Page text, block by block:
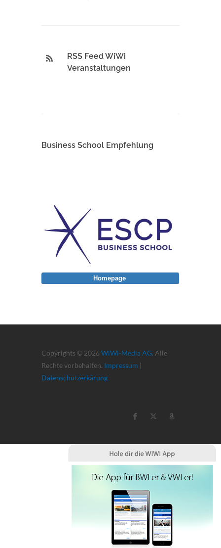
RSS Feed WiWi
Veranstaltungen
Business School Empfehlung
Copyrights © 2026 WiWi-Media AG. Alle
Rechte vorbehalten. Impressum |
Datenschutzerkärung
Homepage